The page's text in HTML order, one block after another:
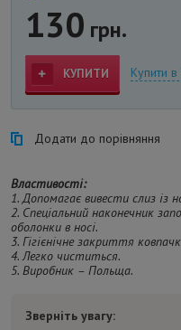
130 грн.
КУПИТИ Купити в
Додати до порівняння
Властивості:
1. Допомагає вивести слиз із
2. Спеціальний наконечник
оболонки в носі.
3. Гігієнічне закриття
4. Легко чиститься.
5. Виробник – Польща.
Зверніть увагу: